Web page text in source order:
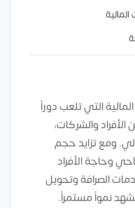
التي تلعب دوراً
والشركات،
ومع تزايد حجم
وحاجة الأفراد
الصرافة وتحويل
نمواً مستمراً.